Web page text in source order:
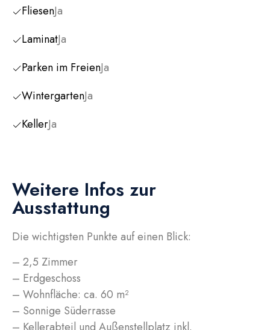
FliesenJa
LaminatJa
Parken im FreienJa
WintergartenJa
KellerJa
Weitere Infos zur
Ausstattung
Die wichtigsten Punkte auf einen Blick:
– 2,5 Zimmer
– Erdgeschoss
– Wohnfläche: ca. 60 m²
– Sonnige Süderrasse
– Kellerabteil und Außenstellplatz inkl.